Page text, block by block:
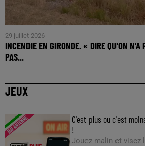
29 juillet 2026
INCENDIE EN GIRONDE. « DIRE QU'ON N'A
PAS...
JEUX
C'est plus ou c'est
!
Jouez malin et visez